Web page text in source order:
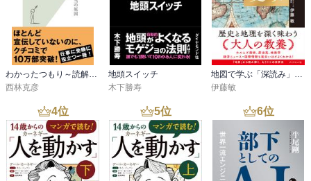
一つの仕事は3年やって人に教えることができるようになってからや
めた方がいい
不安や不満は逃れようもないもの
何もやりたいことが見つからないのであれば、今、縁のあることを
生涯かけてやりきる、と決心すること。
そこからステップアップしていけばいい。
いから何か一つ決心をして、一歩前に進むこと。そこから始めてみ
ては。
わかったつもり～読解力がつかない本当の原因～
西林克彦
地頭スイッチ
木下勝寿
地図で学ぶ「深読み」世界史
伊藤敏
4位 5位 6位